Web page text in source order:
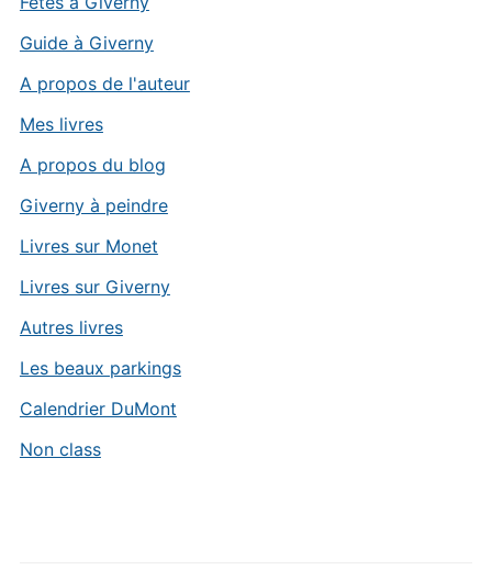
Guide à Giverny
A propos de l'auteur
Mes livres
A propos du blog
Giverny à peindre
Livres sur Monet
Livres sur Giverny
Autres livres
Les beaux parkings
Calendrier DuMont
Non class